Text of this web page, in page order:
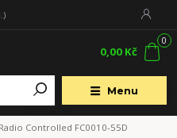
Menu
0
0,00 Kč
Controlled FC0010-55D